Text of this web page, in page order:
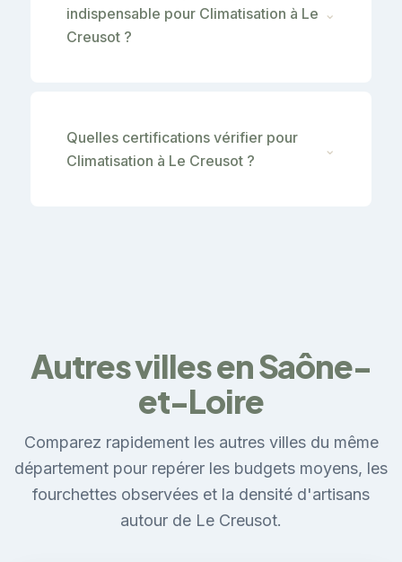
indispensable pour Climatisation à Le
Creusot ?
⌄
Quelles certifications vérifier pour
Climatisation à Le Creusot ?
⌄
Autres villes en Saône-
et-Loire
Comparez rapidement les autres villes du même
département pour repérer les budgets moyens, les
fourchettes observées et la densité d'artisans
autour de Le Creusot.